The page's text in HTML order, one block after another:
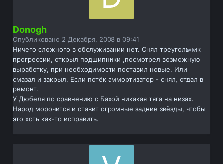
Donogh
Опубликовано 2 Декабря, 2008 в 09:41
Ничего сложного в обслуживании нет. Снял треугольник
прогрессии, открыл подшипники ,посмотрел возможную
выработку, при необходимости поставил новые. Или
смазал и закрыл. Если потёк аммортизатор - снял, отдал в
ремонт.
У Дюбеля по сравнению с Бахой никакая тяга на низах.
Народ морочится и ставит огромные задние звёзды, чтобы
это хоть как-то исправить.